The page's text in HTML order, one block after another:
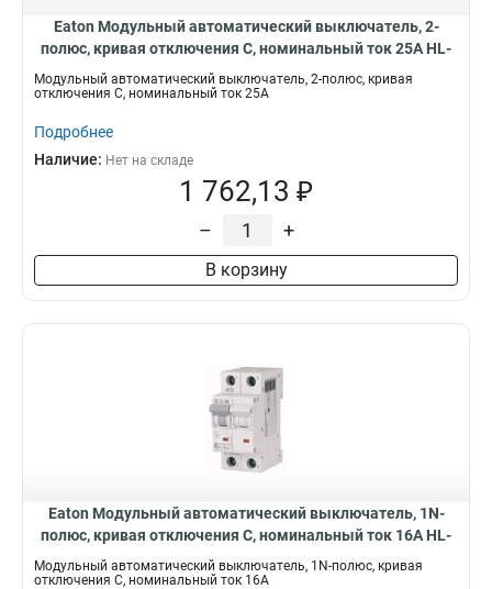
Eaton Модульный автоматический выключатель, 2-
полюс, кривая отключения C, номинальный ток 25А HL-
Модульный автоматический выключатель, 2-полюс, кривая
отключения C, номинальный ток 25А
Подробнее
Наличие: Нет на складе
1 762,13 ₽
– +
В корзину
Eaton Модульный автоматический выключатель, 1N-
полюс, кривая отключения C, номинальный ток 16А HL-
Модульный автоматический выключатель, 1N-полюс, кривая
отключения C, номинальный ток 16А